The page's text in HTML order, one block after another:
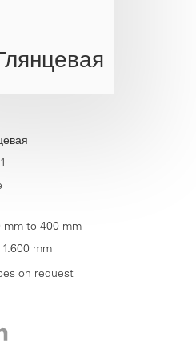
mm to 400 mm
mm
on request